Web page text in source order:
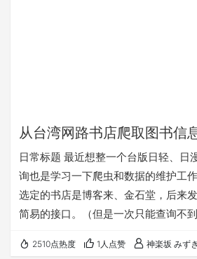
从台湾网路书店爬取图书信
日常标题 最近想整一个台版日轻、日
询也是学习一下爬虫和数据的维护工
选定的书店是博客来、金石堂，后来
简易的接口。（但是一次只能查询不
大了就炸开） 心想又不是不能用，先
2510点热度 1人点赞 神楽坂 みずき